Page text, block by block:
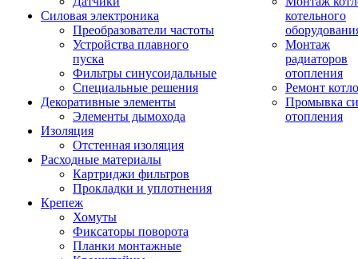
Силовая электроника
Преобразователи частоты
Устройства плавного
пуска
Фильтры синусоидальные
Специальные решения
Декоративные элементы
Элементы дымохода
Изоляция
Отстенная изоляция
Расходные материалы
Картриджи фильтров
Прокладки и уплотнения
Крепеж
Хомуты
Фиксаторы поворота
Планки монтажные
котельного
Монтаж
радиаторов
отопления
Ремонт
Промывка
отопления